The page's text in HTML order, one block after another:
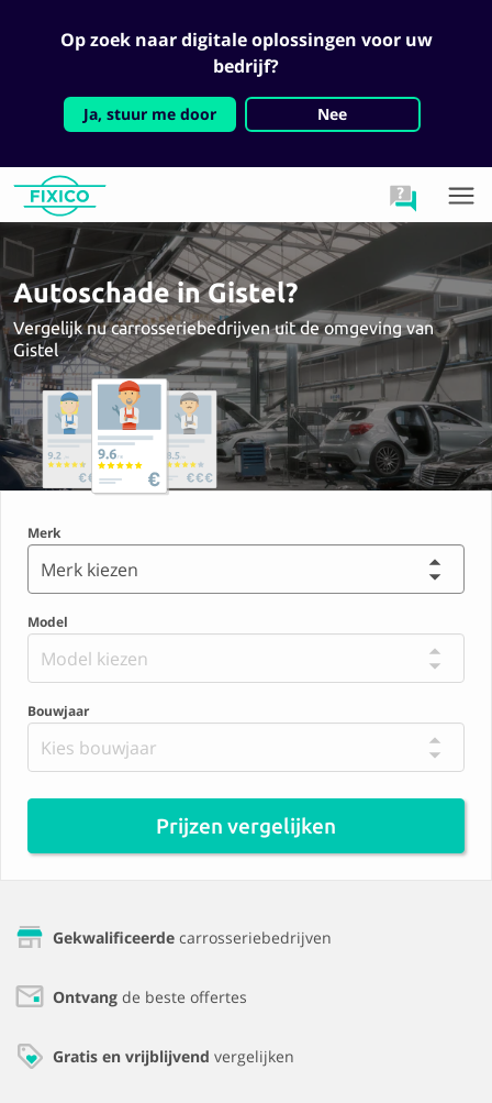
Op zoek naar digitale oplossingen voor uw
bedrijf?
Ja, stuur me door Nee
Autoschade in Gistel?
Vergelijk nu carrosseriebedrijven uit de omgeving van
Gistel
Merk
Merk kiezen
Model
Model kiezen
Bouwjaar
Kies bouwjaar
Prijzen vergelijken
Gekwalificeerde carrosseriebedrijven
Ontvang de beste offertes
Gratis en vrijblijvend vergelijken